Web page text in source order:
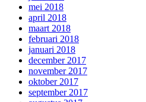
mei 2018
april 2018
maart 2018
februari 2018
januari 2018
december 2017
november 2017
oktober 2017
september 2017